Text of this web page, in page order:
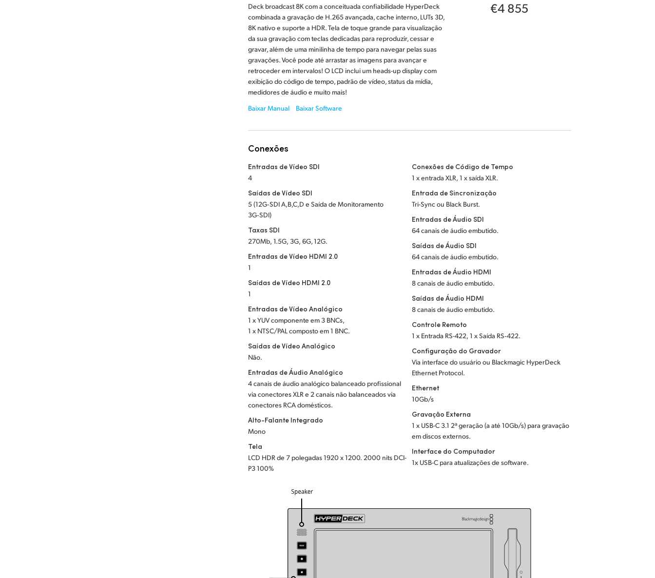
Deck broadcast 8K com a conceituada confiabilidade HyperDeck
combinada a gravação de H.265 avançada, cache interno, LUTs 3D,
8K nativo e suporte a HDR. Tela de toque grande para visualização
da sua gravação com teclas dedicadas para reproduzir, cessar e
gravar, além de uma minilinha de tempo para navegar pelas suas
gravações. Você pode até arrastar as imagens para avançar e
retroceder em intervalos! O LCD inclui um heads-up display com
exibição do código de tempo, padrão de vídeo, status da mídia,
medidores de áudio e muito mais!
Baixar Manual
Baixar Software
€4 855
Conexões
Entradas de Vídeo SDI
4
Saídas de Vídeo SDI
5 (12G‑SDI A,B,C,D e Saída de Monitoramento
3G‑SDI)
Taxas SDI
270Mb, 1.5G, 3G, 6G, 12G.
Entradas de Vídeo HDMI 2.0
1
Saídas de Vídeo HDMI 2.0
1
Entradas de Vídeo Analógico
1 x YUV componente em 3 BNCs,
1 x NTSC/PAL composto em 1 BNC.
Saídas de Vídeo Analógico
Não.
Entradas de Áudio Analógico
4 canais de áudio analógico balanceado profissional
via conectores XLR e 2 canais não balanceados via
conectores RCA domésticos.
Alto-Falante Integrado
Mono
Tela
LCD HDR de 7 polegadas 1920 x 1200. 2000 nits DCI-
P3 100%
Conexões de Código de Tempo
1 x entrada XLR, 1 x saída XLR.
Entrada de Sincronização
Tri-Sync ou Black Burst.
Entradas de Áudio SDI
64 canais de áudio embutido.
Saídas de Áudio SDI
64 canais de áudio embutido.
Entradas de Áudio HDMI
8 canais de áudio embutido.
Saídas de Áudio HDMI
8 canais de áudio embutido.
Controle Remoto
1 x Entrada RS-422, 1 x Saída RS‑422.
Configuração do Gravador
Via interface do usuário ou Blackmagic HyperDeck
Ethernet Protocol.
Ethernet
10Gb/s
Gravação Externa
1 x USB-C 3.1 2ª geração (a até 10Gb/s) para gravação
em discos externos.
Interface do Computador
1x USB-C para atualizações de software.